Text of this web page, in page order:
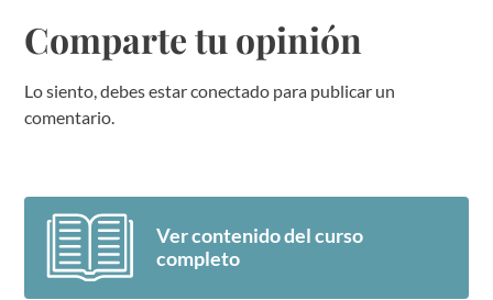
Comparte tu opinión
Lo siento, debes estarconectado para publicar un
comentario.
Ver contenido del curso
completo